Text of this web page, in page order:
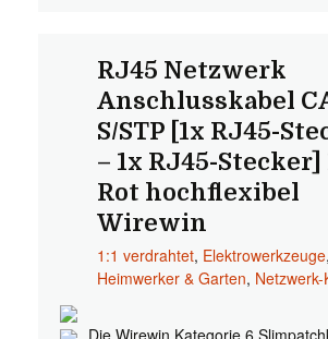
RJ45 Netzwerk
Anschlusskabel
S/STP [1x RJ45-
– 1x RJ45-Stecker]
Rot hochflexibel
Wirewin
1:1 verdrahtet, Elektrowerkzeuge,
Heimwerker & Garten,
Die Wirewin Kategorie 6